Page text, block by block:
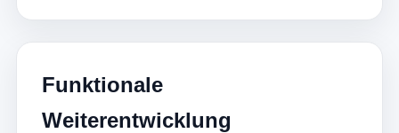
Funktionale
Weiterentwicklung